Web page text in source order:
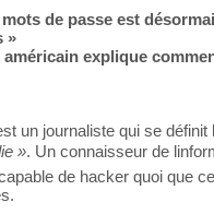
de passe est
»
explique
un journaliste qui se
». Un connaisseur de
de hacker quoi que